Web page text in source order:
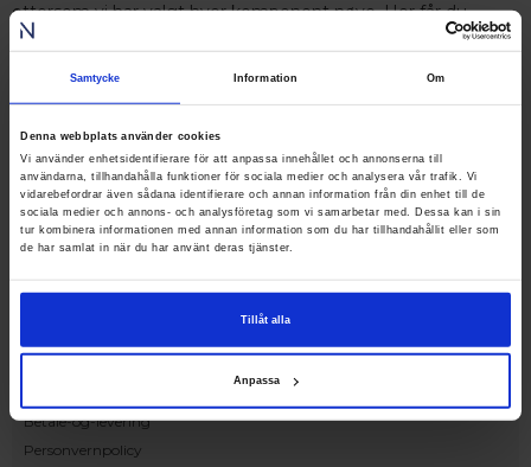
Samtycke Information Om
Denna webbplats använder cookies
Vi använder enhetsidentifierare för att anpassa innehållet och annonserna till
användarna, tillhandahålla funktioner för sociala medier och analysera vår trafik. Vi
vidarebefordrar även sådana identifierare och annan information från din enhet till de
sociala medier och annons- och analysföretag som vi samarbetar med. Dessa kan i sin
tur kombinera informationen med annan information som du har tillhandahållit eller som
de har samlat in när du har använt deras tjänster.
Tillåt alla
Anpassa
ettersom vi har valgt hver komponent nøye. Her får du
eksklusive skyvedører som er fullt isolert for fasader.
Kundeservice
Kontakt oss
Bestilling og tilbud
Monteringsanvisninger
Handle hos Nordiska Vinduer
Betale-og-levering
Personvernpolicy